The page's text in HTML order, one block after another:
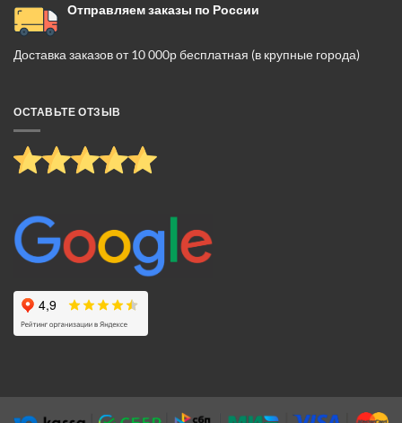
Отправляем заказы по России
Доставка заказов от 10 000р бесплатная (в крупные города)
ОСТАВЬТЕ ОТЗЫВ